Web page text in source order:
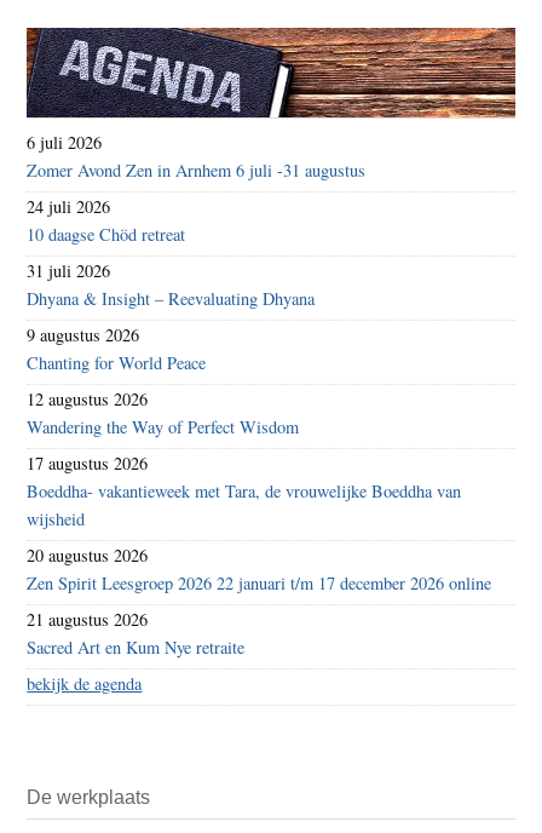
6 juli 2026
Zomer Avond Zen in Arnhem 6 juli -31 augustus
24 juli 2026
10 daagse Chöd retreat
31 juli 2026
Dhyana & Insight – Reevaluating Dhyana
9 augustus 2026
Chanting for World Peace
12 augustus 2026
Wandering the Way of Perfect Wisdom
17 augustus 2026
Boeddha- vakantieweek met Tara, de vrouwelijke Boeddha van
wijsheid
20 augustus 2026
Zen Spirit Leesgroep 2026 22 januari t/m 17 december 2026 online
21 augustus 2026
Sacred Art en Kum Nye retraite
bekijk de agenda
De werkplaats